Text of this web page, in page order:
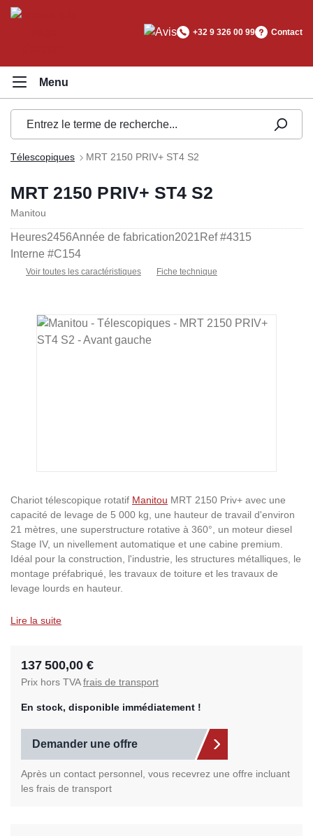
principal
+32 9 326 00 99 Contact
Télescopiques MRT 2150 PRIV+ ST4 S2
MRT 2150 PRIV+ ST4 S2
Manitou
Heures2456Année de fabrication2021Ref #4315
Interne #C154
Voir toutes les caractéristiques Fiche technique
Ignorer la galerie d'images
Chariot télescopique rotatif Manitou MRT 2150 Priv+ avec une
capacité de levage de 5 000 kg, une hauteur de travail d'environ
21 mètres, une superstructure rotative à 360°, un moteur diesel
Stage IV, un nivellement automatique et une cabine premium.
Idéal pour la construction, l'industrie, les structures métalliques, le
montage préfabriqué, les travaux de toiture et les travaux de
levage lourds en hauteur.
Lire la suite
137 500,00 €
Prix hors TVAfrais de transport
En stock, disponible immédiatement !
Demander une offre
Après un contact personnel, vous recevrez une offre incluant
les frais de transport